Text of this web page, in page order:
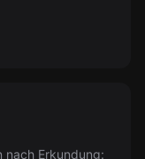
nach Erkundung: